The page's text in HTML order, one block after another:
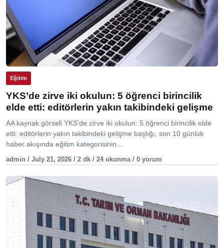
Eğitim
YKS’de zirve iki okulun: 5 öğrenci birincilik
elde etti: editörlerin yakın takibindeki gelişme
AA kaynak görseli YKS’de zirve iki okulun: 5 öğrenci birincilik elde
etti: editörlerin yakın takibindeki gelişme başlığı, son 10 günlük
haber akışında eğitim kategorisinin...
admin / July 21, 2026 / 2 dk / 24 okunma / 0 yorum